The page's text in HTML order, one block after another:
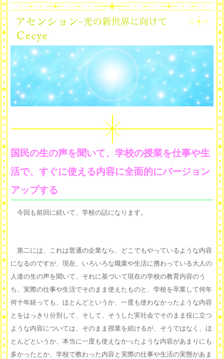
国民の生の声を聞いて、学校の授業を仕事や生
活で、すぐに使える内容に全面的にバージョン
アップする
今回も前回に続いて、学校の話になります。
第二には、これは普通の企業なら、どこでもやっているような内容
になるのですが、現在、いろいろな職業や生活に携わっている大人の
人達の生の声を聞いて、それに基づいて現在の学校の教育内容のう
ち、実際の仕事や生活でそのまま使えたものと、学校を卒業して何年
何十年経っても、ほとんどというか、一度も使わなかったような内容
とをはっきり分別して、そして、そうした実社会でそのまま役に立つ
ような内容については、そのまま授業を続けるが、そうではなく、ほ
とんどというか、本当に一度も使えなかったような内容があまりにも
多かったとか、学校で教わった内容と実際の仕事や生活の実態があま